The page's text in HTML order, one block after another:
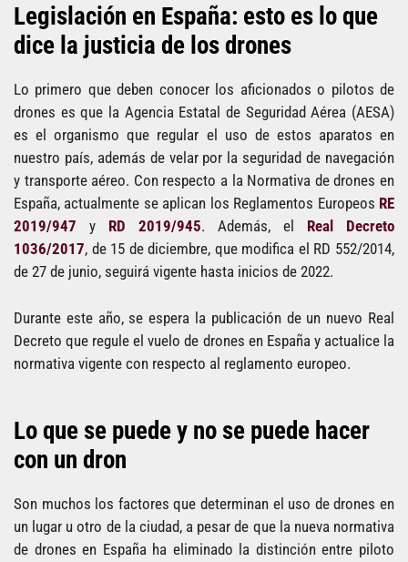
Legislación en España: esto es lo que
dice la justicia de los drones
Lo primero que deben conocer los aficionados o pilotos de
drones es que la Agencia Estatal de Seguridad Aérea (AESA)
es el organismo que regular el uso de estos aparatos en
nuestro país, además de velar por la seguridad de navegación
y transporte aéreo. Con respecto a la Normativa de drones en
España, actualmente se aplican los Reglamentos Europeos RE
2019/947 y RD 2019/945. Además, el Real Decreto
1036/2017, de 15 de diciembre, que modifica el RD 552/2014,
de 27 de junio, seguirá vigente hasta inicios de 2022.
Durante este año, se espera la publicación de un nuevo Real
Decreto que regule el vuelo de drones en España y actualice la
normativa vigente con respecto al reglamento europeo.
Lo que se puede y no se puede hacer
con un dron
Son muchos los factores que determinan el uso de drones en
un lugar u otro de la ciudad, a pesar de que la nueva normativa
de drones en España ha eliminado la distinción entre piloto